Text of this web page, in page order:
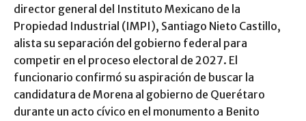
director general del Instituto Mexicano de la
Propiedad Industrial (IMPI), Santiago Nieto Castillo,
alista su separación del gobierno federal para
competir en el proceso electoral de 2027. El
funcionario confirmó su aspiración de buscar la
candidatura de Morena al gobierno de Querétaro
durante un acto cívico en el monumento a Benito